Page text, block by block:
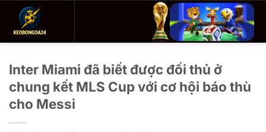
Inter Miami đã biết được đối thủ ở
chung kết MLS Cup với cơ hội báo thù
cho Messi